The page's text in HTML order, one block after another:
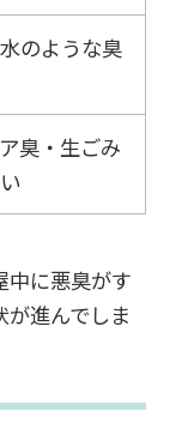
のような臭
臭・生ごみ
中に悪臭がす
が進んでしま